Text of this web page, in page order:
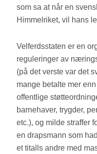
som sa at når en
Himmelriket, vil hans
Velferdsstaten er en
reguleringer av
(på det verste var det
mange betalte mer
offentlige
barnehaver, trygder,
etc.), og milde straffer
en drapsmann som
et titalls andre med